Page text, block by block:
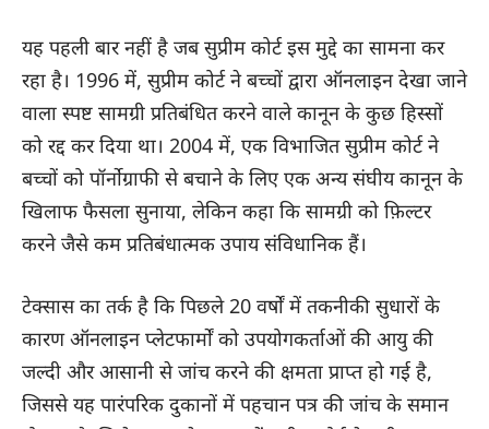
यह पहली बार नहीं है जब सुप्रीम कोर्ट इस मुद्दे का सामना कर
रहा है। 1996 में, सुप्रीम कोर्ट ने बच्चों द्वारा ऑनलाइन देखा जाने
वाला स्पष्ट सामग्री प्रतिबंधित करने वाले कानून के कुछ हिस्सों
को रद्द कर दिया था। 2004 में, एक विभाजित सुप्रीम कोर्ट ने
बच्चों को पॉर्नोग्राफी से बचाने के लिए एक अन्य संघीय कानून के
खिलाफ फैसला सुनाया, लेकिन कहा कि सामग्री को फ़िल्टर
करने जैसे कम प्रतिबंधात्मक उपाय संविधानिक हैं।
टेक्सास का तर्क है कि पिछले 20 वर्षों में तकनीकी सुधारों के
कारण ऑनलाइन प्लेटफार्मों को उपयोगकर्ताओं की आयु की
जल्दी और आसानी से जांच करने की क्षमता प्राप्त हो गई है,
जिससे यह पारंपरिक दुकानों में पहचान पत्र की जांच के समान